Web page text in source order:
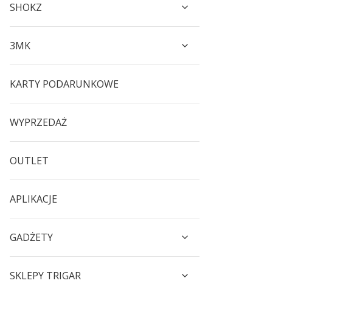
SHOKZ
3MK
KARTY PODARUNKOWE
WYPRZEDAŻ
OUTLET
APLIKACJE
GADŻETY
SKLEPY TRIGAR